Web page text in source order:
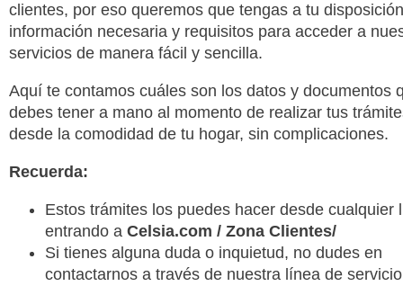
clientes, por eso queremos que tengas a tu
información necesaria y requisitos para acceder a
servicios de manera fácil y sencilla.
Aquí te contamos cuáles son los datos y documentos
debes tener a mano al momento de realizar tus
desde la comodidad de tu hogar, sin complicaciones.
Recuerda:
Estos trámites los puedes hacer desde cualquier
entrando a Celsia.com / Zona Clientes/
Si tienes alguna duda o inquietud, no dudes en
contactarnos a través de nuestra línea de